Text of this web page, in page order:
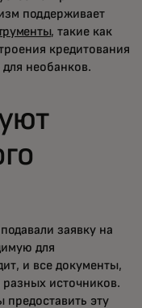
поддерживает
, такие как
кредитования
необанков.
заявку на
для
и все документы,
источников.
предоставить эту